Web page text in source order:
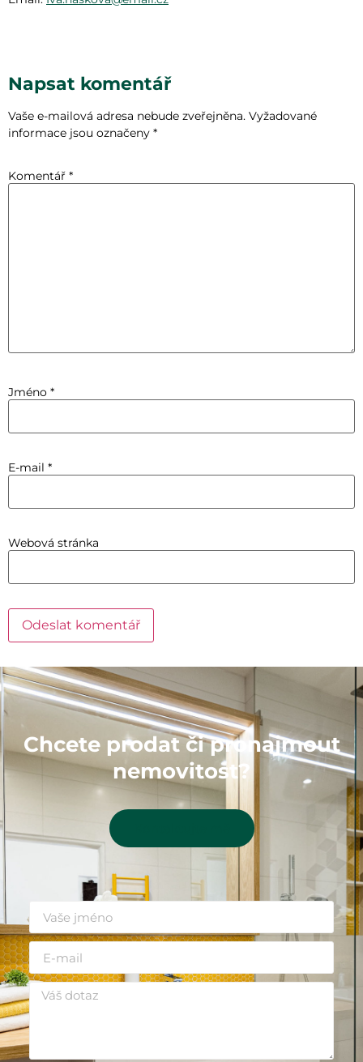
Napsat komentář
Vaše e-mailová adresa nebude zveřejněna. Vyžadované
informace jsou označeny *
Komentář *
Jméno *
E-mail *
Webová stránka
Chcete prodat či pronajmout
nemovitost?